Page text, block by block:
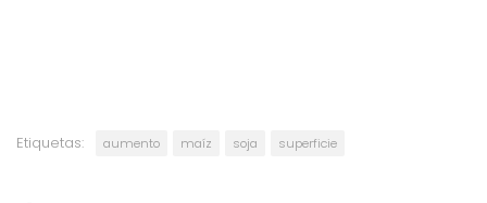
Etiquetas: aumento maíz soja superficie